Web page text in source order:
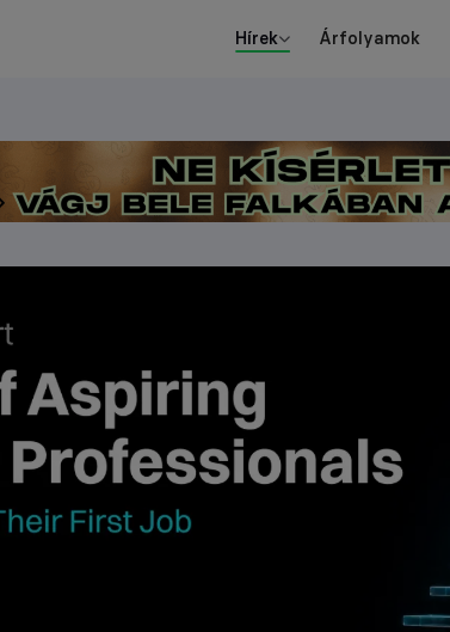
Hírek Árfolyamok